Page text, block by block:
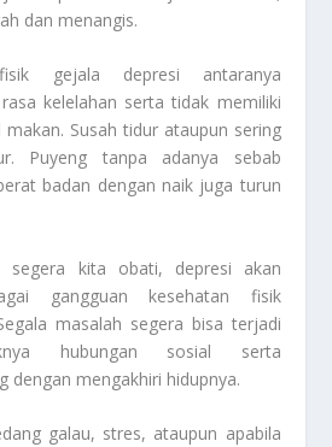
dan menangis.
gejala depresi antaranya
kelelahan serta tidak memiliki
Susah tidur ataupun sering
Puyeng tanpa adanya sebab
badan dengan naik juga turun
segera kita obati, depresi akan
gangguan kesehatan fisik
masalah segera bisa terjadi
hubungan sosial serta
dengan mengakhiri hidupnya.
galau, stres, ataupun apabila